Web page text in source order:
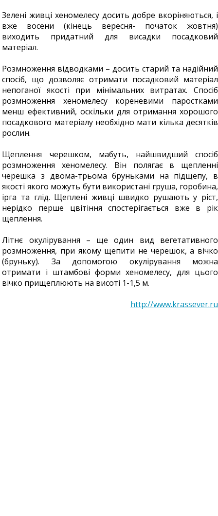
Зелені живці хеномелесу досить добре вкоріняються, і
вже восени (кінець вересня- початок жовтня)
виходить придатний для висадки посадковий
матеріал.
Розмноження відводками – досить старий та надійний
спосіб, що дозволяє отримати посадковий матеріал
непоганої якості при мінімальних витратах. Спосіб
розмноження хеномелесу кореневими паростками
менш ефективний, оскільки для отримання хорошого
посадкового матеріалу необхідно мати кілька десятків
рослин.
Щеплення черешком, мабуть, найшвидший спосіб
розмноження хеномелесу. Він полягає в щепленні
черешка з двома-трьома бруньками на підщепу, в
якості якого можуть бути використані груша, горобина,
ірга та глід. Щеплені живці швидко рушають у ріст,
нерідко перше цвітіння спостерігається вже в рік
щеплення.
Літнє окулірування – ще один вид вегетативного
розмноження, при якому щепити не черешок, а вічко
(бруньку). За допомогою окулірування можна
отримати і штамбові форми хеномелесу, для цього
вічко прищеплюють на висоті 1-1,5 м.
http://www.krassever.ru